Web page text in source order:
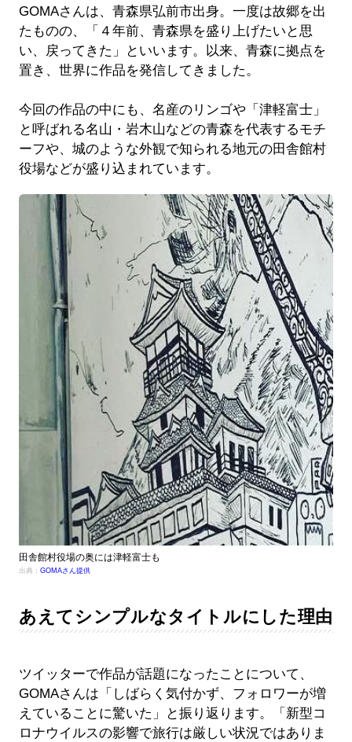
GOMAさんは、青森県弘前市出身。一度は故郷を出
たものの、「４年前、青森県を盛り上げたいと思
い、戻ってきた」といいます。以来、青森に拠点を
置き、世界に作品を発信してきました。
今回の作品の中にも、名産のリンゴや「津軽富士」
と呼ばれる名山・岩木山などの青森を代表するモチ
ーフや、城のような外観で知られる地元の田舎館村
役場などが盛り込まれています。
田舎館村役場の奥には津軽富士も
出典： GOMAさん提供
あえてシンプルなタイトルにした理由
ツイッターで作品が話題になったことについて、
GOMAさんは「しばらく気付かず、フォロワーが増
えていることに驚いた」と振り返ります。「新型コ
ロナウイルスの影響で旅行は厳しい状況ではありま